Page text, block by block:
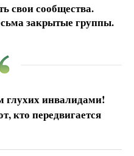
свои сообщества.
закрытые группы.
инвалидами!
кто передвигается